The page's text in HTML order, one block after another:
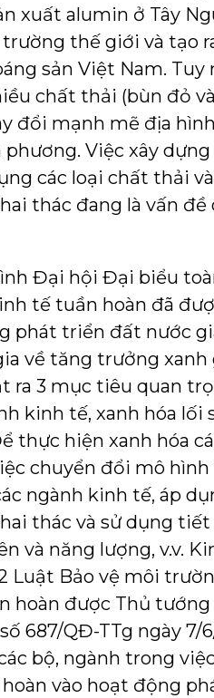
xuất alumin ở Tây
thế giới và tạo
sản Việt Nam.
chất thải (bùn đỏ
đổi mạnh mẽ địa
phương. Việc xây
các loại chất thải
thác đang là vấn
Đại hội Đại biểu
tế tuần hoàn đã
phát triển đất nước
về tăng trưởng xanh
ra 3 mục tiêu quan
kinh tế, xanh hóa
thực hiện xanh hóa
chuyển đổi mô
ngành kinh tế, áp
thác và sử dụng
và năng lượng, v.v.
Luật Bảo vệ môi
hoàn được Thủ
687/QĐ-TTg ngày 7/
bộ, ngành trong
vào hoạt động